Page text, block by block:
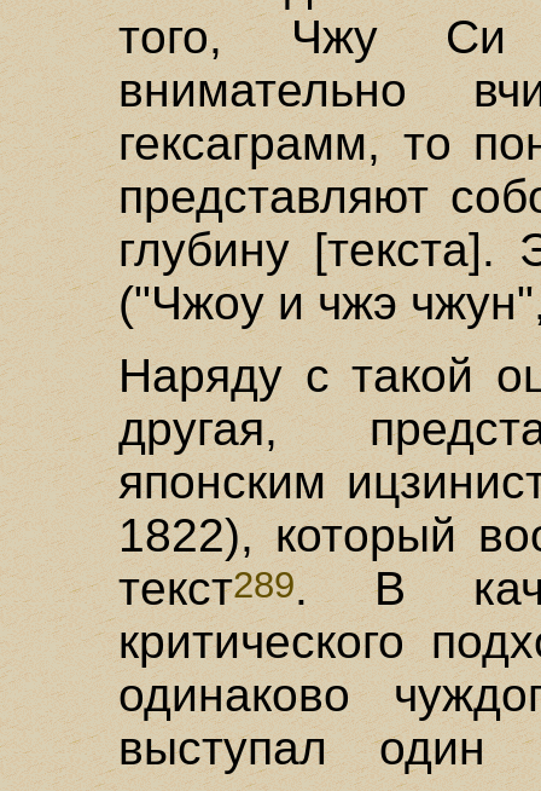
того, Чжу Си
внимательно
гексаграмм, то
представляют
глубину
("Чжоу и чжэ
Наряду с такой
другая,
японским
1822), который
текст289. В
критического
одинаково
выступал один